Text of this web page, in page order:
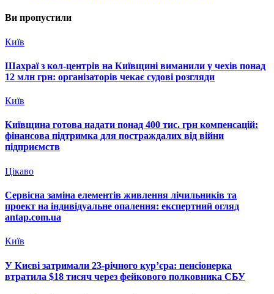
Ви пропустили
Київ
Шахраї з кол-центрів на Київщині виманили у чехів понад
12 млн грн: організаторів чекає судові розгляди
Київ
Київщина готова надати понад 400 тис. грн компенсацій:
фінансова підтримка для постраждалих від війни
підприємств
Цікаво
Сервісна заміна елементів живлення лічильників та
проект на індивідуальне опалення: експертний огляд
antap.com.ua
Київ
У Києві затримали 23-річного кур’єра: пенсіонерка
втратила $18 тисяч через фейкового полковника СБУ